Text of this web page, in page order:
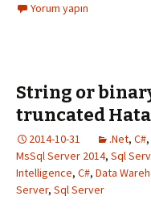
Yorum yapın
String or
truncated
2014-10-31 .Net, C#,
MsSql Server 2014, Sql
Intelligence, C#, Data
Server, Sql Server